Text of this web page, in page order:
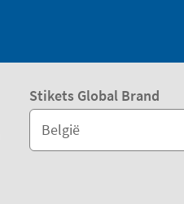
Stikets Global Brand
België